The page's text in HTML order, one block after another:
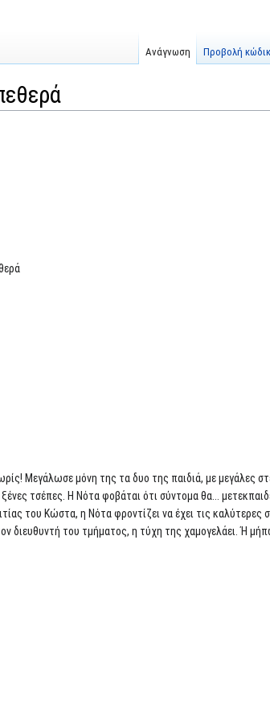
Μεγάλωσε μόνη της τα δυο της παιδιά, με μεγάλες
τσέπες. Η Νότα φοβάται ότι σύντομα θα...
του Κώστα, η Νότα φροντίζει να έχει τις καλύτερες
διευθυντή του τμήματος, η τύχη της χαμογελάει. Ή
Ανάγνωση Προβολή